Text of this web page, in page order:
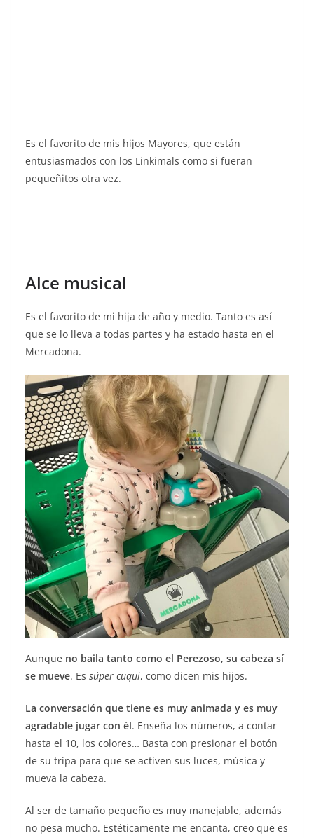
Es el favorito de mis hijos Mayores, que están
entusiasmados con los Linkimals como si fueran
pequeñitos otra vez.
Alce musical
Es el favorito de mi hija de año y medio. Tanto es así
que se lo lleva a todas partes y ha estado hasta en el
Mercadona.
Aunque no baila tanto como el Perezoso, su cabeza sí
se mueve. Es súper cuqui, como dicen mis hijos.
La conversación que tiene es muy animada y es muy
agradable jugar con él. Enseña los números, a contar
hasta el 10, los colores… Basta con presionar el botón
de su tripa para que se activen sus luces, música y
mueva la cabeza.
Al ser de tamaño pequeño es muy manejable, además
no pesa mucho. Estéticamente me encanta, creo que es